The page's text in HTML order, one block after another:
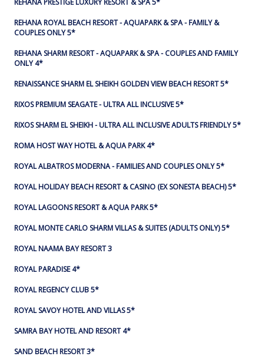
REHANA PRESTIGE LUXURY RESORT & SPA 5*
REHANA ROYAL BEACH RESORT - AQUAPARK & SPA - FAMILY &
COUPLES ONLY 5*
REHANA SHARM RESORT - AQUAPARK & SPA - COUPLES AND FAMILY
ONLY 4*
RENAISSANCE SHARM EL SHEIKH GOLDEN VIEW BEACH RESORT 5*
RIXOS PREMIUM SEAGATE - ULTRA ALL INCLUSIVE 5*
RIXOS SHARM EL SHEIKH - ULTRA ALL INCLUSIVE ADULTS FRIENDLY 5*
ROMA HOST WAY HOTEL & AQUA PARK 4*
ROYAL ALBATROS MODERNA - FAMILIES AND COUPLES ONLY 5*
ROYAL HOLIDAY BEACH RESORT & CASINO (EX SONESTA BEACH) 5*
ROYAL LAGOONS RESORT & AQUA PARK 5*
ROYAL MONTE CARLO SHARM VILLAS & SUITES (ADULTS ONLY) 5*
ROYAL NAAMA BAY RESORT 3
ROYAL PARADISE 4*
ROYAL REGENCY CLUB 5*
ROYAL SAVOY HOTEL AND VILLAS 5*
SAMRA BAY HOTEL AND RESORT 4*
SAND BEACH RESORT 3*